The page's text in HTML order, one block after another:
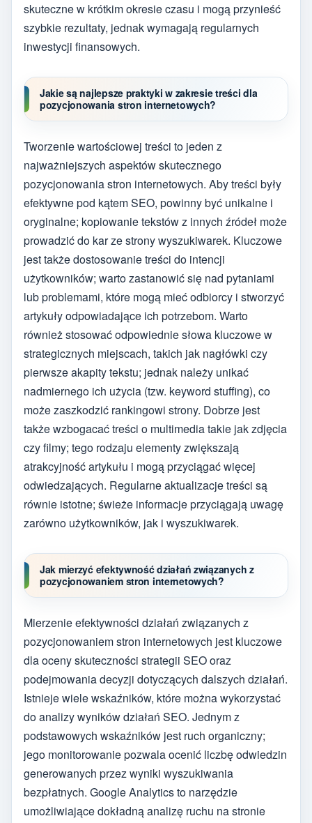
skuteczne w krótkim okresie czasu i mogą przynieść
szybkie rezultaty, jednak wymagają regularnych
inwestycji finansowych.
Jakie są najlepsze praktyki w zakresie treści dla
pozycjonowania stron internetowych?
Tworzenie wartościowej treści to jeden z
najważniejszych aspektów skutecznego
pozycjonowania stron internetowych. Aby treści były
efektywne pod kątem SEO, powinny być unikalne i
oryginalne; kopiowanie tekstów z innych źródeł może
prowadzić do kar ze strony wyszukiwarek. Kluczowe
jest także dostosowanie treści do intencji
użytkowników; warto zastanowić się nad pytaniami
lub problemami, które mogą mieć odbiorcy i stworzyć
artykuły odpowiadające ich potrzebom. Warto
również stosować odpowiednie słowa kluczowe w
strategicznych miejscach, takich jak nagłówki czy
pierwsze akapity tekstu; jednak należy unikać
nadmiernego ich użycia (tzw. keyword stuffing), co
może zaszkodzić rankingowi strony. Dobrze jest
także wzbogacać treści o multimedia takie jak zdjęcia
czy filmy; tego rodzaju elementy zwiększają
atrakcyjność artykułu i mogą przyciągać więcej
odwiedzających. Regularne aktualizacje treści są
równie istotne; świeże informacje przyciągają uwagę
zarówno użytkowników, jak i wyszukiwarek.
Jak mierzyć efektywność działań związanych z
pozycjonowaniem stron internetowych?
Mierzenie efektywności działań związanych z
pozycjonowaniem stron internetowych jest kluczowe
dla oceny skuteczności strategii SEO oraz
podejmowania decyzji dotyczących dalszych działań.
Istnieje wiele wskaźników, które można wykorzystać
do analizy wyników działań SEO. Jednym z
podstawowych wskaźników jest ruch organiczny;
jego monitorowanie pozwala ocenić liczbę odwiedzin
generowanych przez wyniki wyszukiwania
bezpłatnych. Google Analytics to narzędzie
umożliwiające dokładną analizę ruchu na stronie